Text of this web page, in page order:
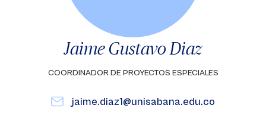
Jaime Gustavo Diaz
COORDINADOR DE PROYECTOS ESPECIALES
jaime.diaz1@unisabana.edu.co